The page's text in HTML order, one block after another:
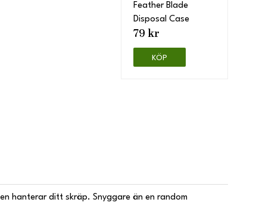
Feather Blade
Disposal Case
79 kr
KÖP
hanterar ditt skräp. Snyggare än en random